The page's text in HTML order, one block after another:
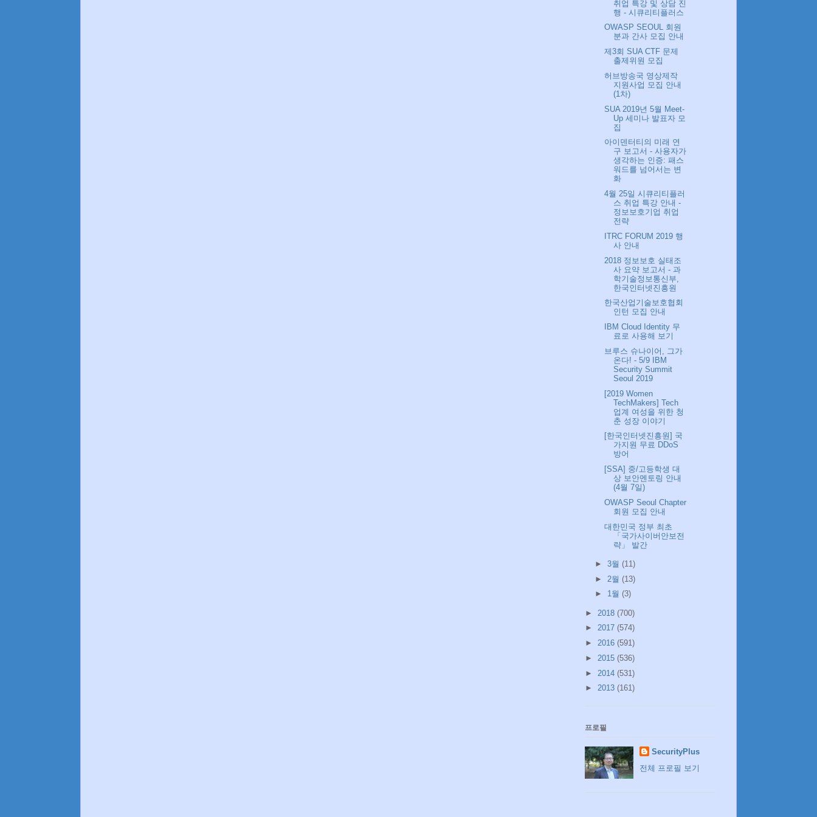
취업 특강 및 상담 진
행 - 시큐리티플러스
OWASP SEOUL 회원
분과 간사 모집 안내
제3회 SUA CTF 문제
출제위원 모집
허브방송국 영상제작
지원사업 모집 안내
(1차)
SUA 2019년 5월 Meet-
Up 세미나 발표자 모
집
아이덴터티의 미래 연
구 보고서 - 사용자가
생각하는 인증: 패스
워드를 넘어서는 변
화
4월 25일 시큐리티플러
스 취업 특강 안내 -
정보보호기업 취업
전략
ITRC FORUM 2019 행
사 안내
2018 정보보호 실태조
사 요약 보고서 - 과
학기술정보통신부,
한국인터넷진흥원
한국산업기술보호협회
인턴 모집 안내
IBM Cloud Identity 무
료로 사용해 보기
브루스 슈나이어, 그가
온다! - 5/9 IBM
Security Summit
Seoul 2019
[2019 Women
TechMakers] Tech
업계 여성을 위한 청
춘 성장 이야기
[한국인터넷진흥원] 국
가지원 무료 DDoS
방어
[SSA] 중/고등학생 대
상 보안멘토링 안내
(4월 7일)
OWASP Seoul Chapter
회원 모집 안내
대한민국 정부 최초
「국가사이버안보전
략」 발간
► 3월 (11)
► 2월 (13)
► 1월 (3)
► 2018 (700)
► 2017 (574)
► 2016 (591)
► 2015 (536)
► 2014 (531)
► 2013 (161)
프로필
SecurityPlus
전체 프로필 보기